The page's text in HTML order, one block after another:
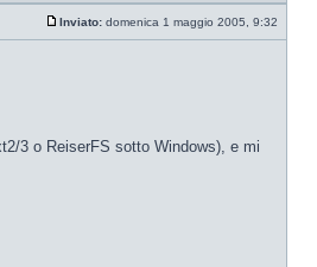
Inviato: domenica 1 maggio 2005, 9:32
3 o ReiserFS sotto Windows), e mi